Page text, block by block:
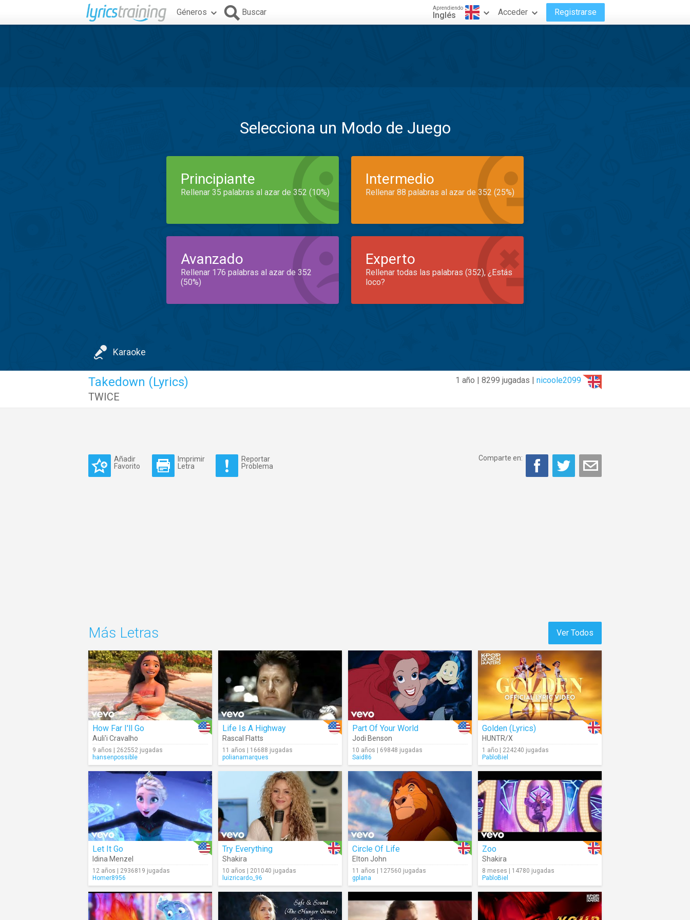
Géneros Buscar Aprendiendo
Inglés Acceder Registrarse
Selecciona un Modo de Juego
Principiante
Rellenar 35 palabras al azar de 352 (10%)
Intermedio
Rellenar 88 palabras al azar de 352 (25%)
Avanzado
Rellenar 176 palabras al azar de 352
(50%)
Experto
Rellenar todas las palabras (352), ¿Estás
loco?
Karaoke
1 año | 8299 jugadas | nicoole2099
Takedown (Lyrics)
TWICE
Añadir
Favorito
Imprimir
Letra
Reportar
Problema
Comparte en:
Ver Todos
Más Letras
How Far I'll Go
Auli'i Cravalho
9 años | 262552 jugadas
hansenpossible
Life Is A Highway
Rascal Flatts
11 años | 16688 jugadas
polianamarques
Part Of Your World
Jodi Benson
10 años | 69848 jugadas
Said86
Golden (Lyrics)
HUNTR/X
1 año | 224240 jugadas
PabloBiel
Let It Go
Idina Menzel
12 años | 2936819 jugadas
Homer8956
Try Everything
Shakira
10 años | 201040 jugadas
luizricardo_96
Circle Of Life
Elton John
11 años | 127560 jugadas
gplana
Zoo
Shakira
8 meses | 14780 jugadas
PabloBiel